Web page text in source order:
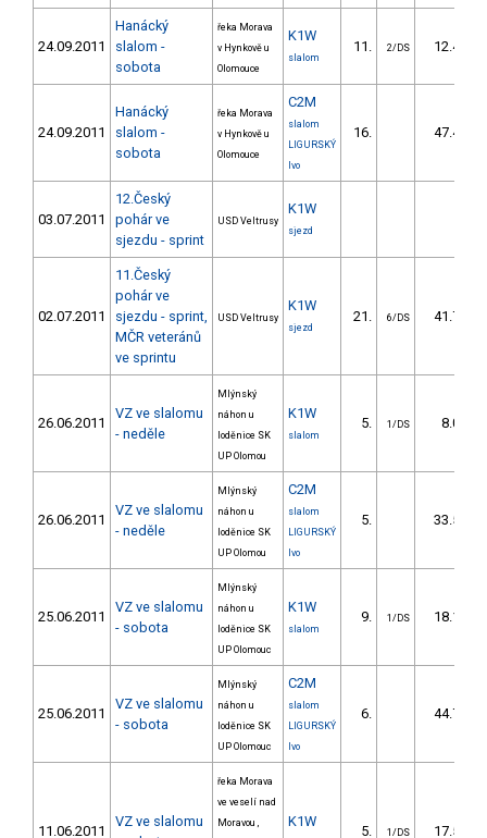
24.09.2011
Hanácký
slalom -
sobota
řeka Morava
v Hynkově u
Olomouce
K1W
slalom
11. 2/DS 12.40
24.09.2011
Hanácký
slalom -
sobota
řeka Morava
v Hynkově u
Olomouce
C2M
slalom
LIGURSKÝ
Ivo
16. 47.40
03.07.2011
12.Český
pohár ve
sjezdu - sprint
USD Veltrusy
K1W
sjezd
02.07.2011
11.Český
pohár ve
sjezdu - sprint,
MČR veteránů
ve sprintu
USD Veltrusy
K1W
sjezd
21. 6/DS 41.79
26.06.2011
VZ ve slalomu
- neděle
Mlýnský
náhon u
loděnice SK
UP Olomou
K1W
slalom
5. 1/DS 8.00
26.06.2011
VZ ve slalomu
- neděle
Mlýnský
náhon u
loděnice SK
UP Olomou
C2M
slalom
LIGURSKÝ
Ivo
5. 33.50
25.06.2011
VZ ve slalomu
- sobota
Mlýnský
náhon u
loděnice SK
UP Olomouc
K1W
slalom
9. 1/DS 18.10
25.06.2011
VZ ve slalomu
- sobota
Mlýnský
náhon u
loděnice SK
UP Olomouc
C2M
slalom
LIGURSKÝ
Ivo
6. 44.70
11.06.2011
VZ ve slalomu
řeka Morava
ve veselí nad
Moravou ,
K1W
5. 1/DS 17.50